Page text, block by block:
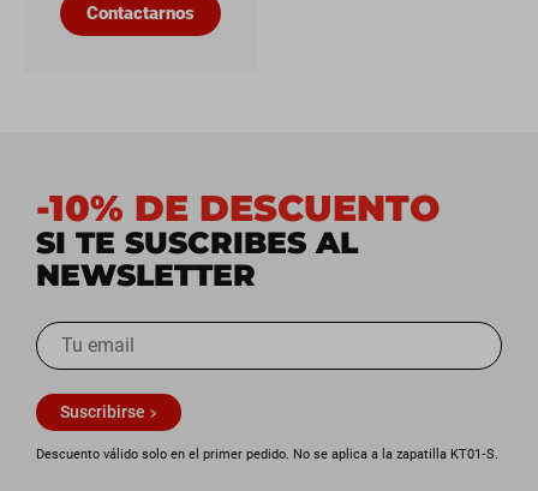
Contactarnos
-10% DE DESCUENTO
SI TE SUSCRIBES AL
NEWSLETTER
Suscribirse
Descuento válido solo en el primer pedido. No se aplica a la zapatilla KT01‑S.